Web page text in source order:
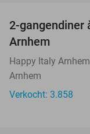
2-gangendiner
Arnhem
Happy Italy Arnhem
Arnhem
Verkocht: 3.858